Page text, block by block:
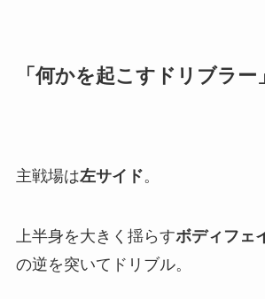
「何かを起こすドリブラー」
主戦場は左サイド。
上半身を大きく揺らすボディフェ
の逆を突いてドリブル。